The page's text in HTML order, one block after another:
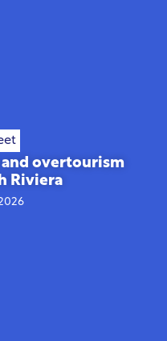
and overtourism
Riviera